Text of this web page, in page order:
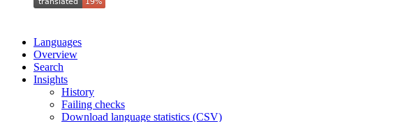
Languages
Overview
Search
Insights
History
Failing checks
Download language statistics (CSV)